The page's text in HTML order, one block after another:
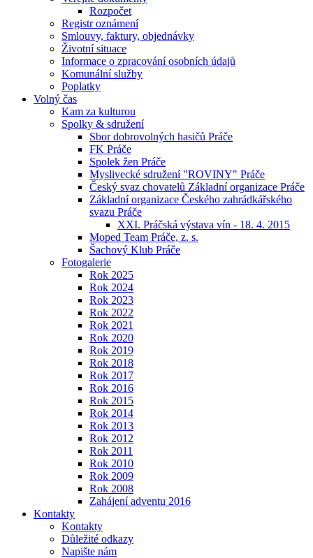
Rozpočet
Registr oznámení
Smlouvy, faktury, objednávky
Životní situace
Informace o zpracování osobních údajů
Komunální služby
Poplatky
Volný čas
Kam za kulturou
Spolky & sdružení
Sbor dobrovolných hasičů Práče
FK Práče
Spolek žen Práče
Myslivecké sdružení "ROVINY" Práče
Český svaz chovatelů Základní organizace Práče
Základní organizace Českého zahrádkářského
svazu Práče
XXI. Práčská výstava vín - 18. 4. 2015
Moped Team Práče, z. s.
Šachový Klub Práče
Fotogalerie
Rok 2025
Rok 2024
Rok 2023
Rok 2022
Rok 2021
Rok 2020
Rok 2019
Rok 2018
Rok 2017
Rok 2016
Rok 2015
Rok 2014
Rok 2013
Rok 2012
Rok 2011
Rok 2010
Rok 2009
Rok 2008
Zahájení adventu 2016
Kontakty
Kontakty
Důležité odkazy
Napište nám